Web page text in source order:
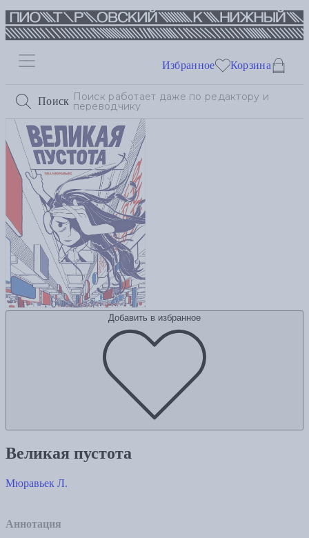
Поиск
Избранное Корзина
Добавить в избранное
Великая пустота
Мюравьек Л.
Аннотация